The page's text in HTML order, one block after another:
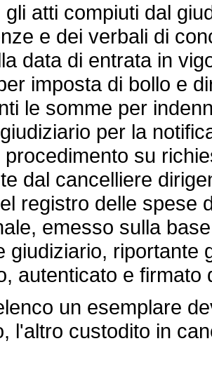
atti compiuti dal
e dei verbali di
data di entrata in
imposta di bollo e
le somme per
per la
procedimento su
dal cancelliere
registro delle spese
emesso sulla
giudiziario, riportante
autenticato e firmato
un esemplare
l'altro custodito in